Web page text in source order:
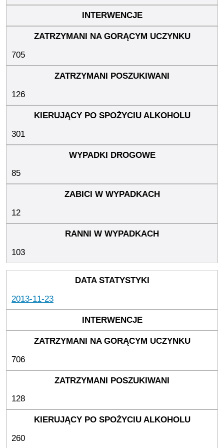
705
126
301
85
12
103
2013-11-23
706
128
260